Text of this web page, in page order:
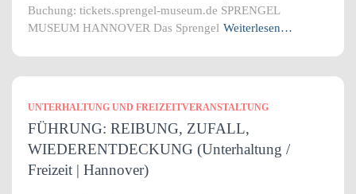
Buchung: tickets.sprengel-museum.de SPRENGEL
MUSEUM HANNOVER Das Sprengel Weiterlesen…
UNTERHALTUNG UND FREIZEITVERANSTALTUNG
FÜHRUNG: REIBUNG, ZUFALL,
WIEDERENTDECKUNG (Unterhaltung /
Freizeit | Hannover)